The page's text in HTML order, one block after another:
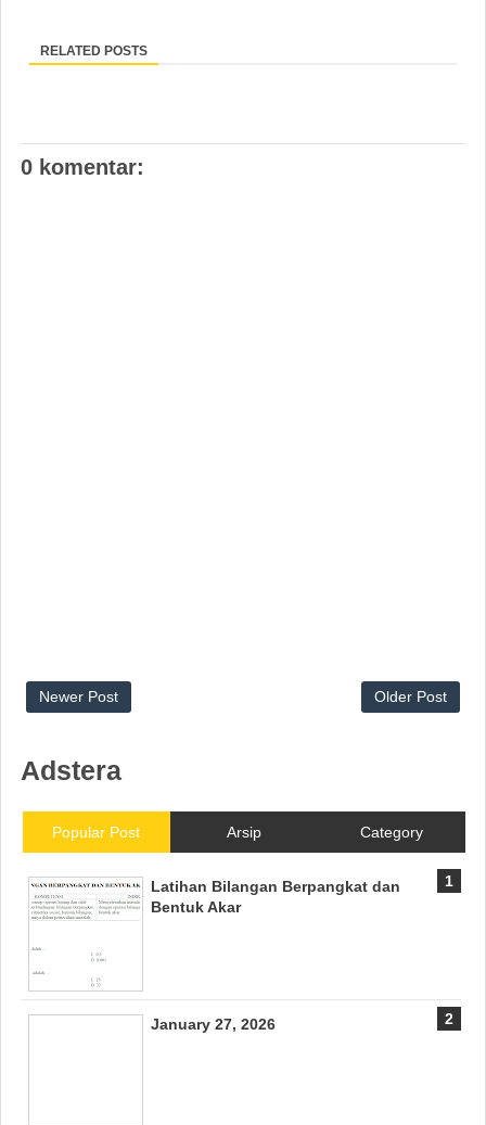
RELATED POSTS
0 komentar:
Newer Post Older Post
Adstera
Popular Post Arsip Category
Latihan Bilangan Berpangkat dan
Bentuk Akar
January 27, 2026